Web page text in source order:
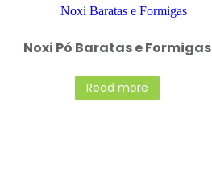
Noxi Pó Baratas e Formigas
Read more